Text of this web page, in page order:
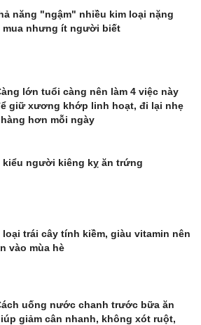
năng "ngậm" nhiều kim loại nặng
mua nhưng ít người biết
lớn tuổi càng nên làm 4 việc này
giữ xương khớp linh hoạt, đi lại nhẹ
hơn mỗi ngày
kiểu người kiêng kỵ ăn trứng
loại trái cây tính kiềm, giàu vitamin nên
vào mùa hè
uống nước chanh trước bữa ăn
giảm cân nhanh, không xót ruột,